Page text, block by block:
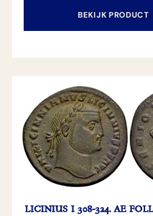
BEKIJK PRODUCT
LICINIUS I 308-324. AE